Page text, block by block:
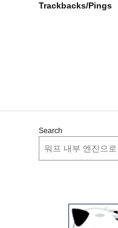
Trackbacks/Pings
Search